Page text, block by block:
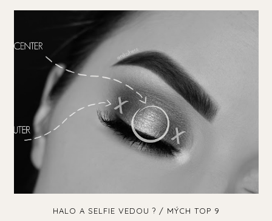
HALO A SELFIE VEDOU ? / MÝCH TOP 9